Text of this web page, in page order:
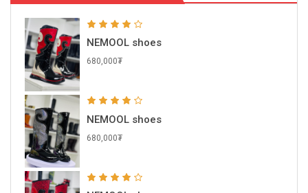
NEMOOL shoes
680,000₮
NEMOOL shoes
680,000₮